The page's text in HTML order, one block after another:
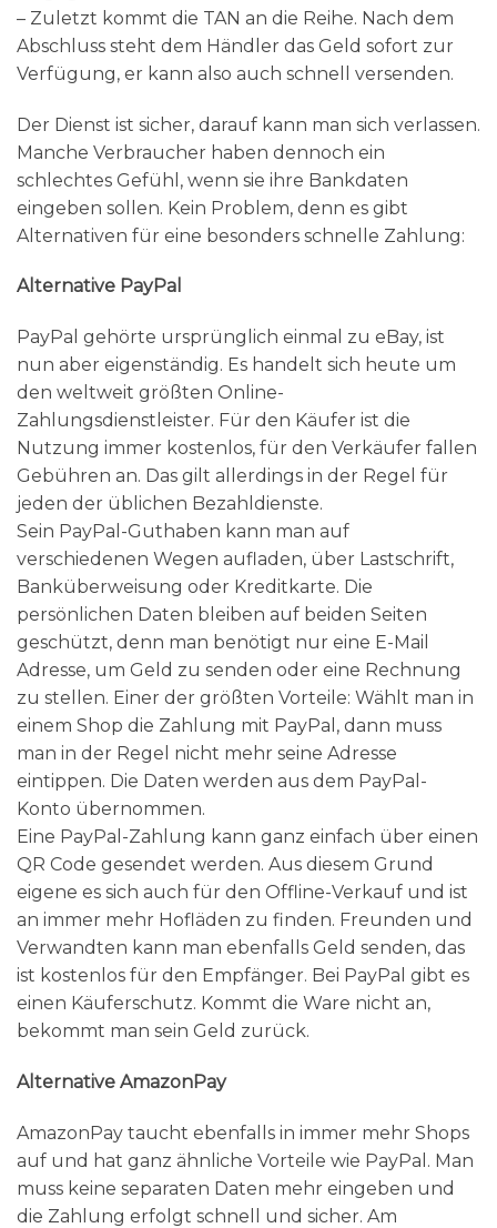
– Zuletzt kommt die TAN an die Reihe. Nach dem
Abschluss steht dem Händler das Geld sofort zur
Verfügung, er kann also auch schnell versenden.
Der Dienst ist sicher, darauf kann man sich verlassen.
Manche Verbraucher haben dennoch ein
schlechtes Gefühl, wenn sie ihre Bankdaten
eingeben sollen. Kein Problem, denn es gibt
Alternativen für eine besonders schnelle Zahlung:
Alternative PayPal
PayPal gehörte ursprünglich einmal zu eBay, ist
nun aber eigenständig. Es handelt sich heute um
den weltweit größten Online-
Zahlungsdienstleister. Für den Käufer ist die
Nutzung immer kostenlos, für den Verkäufer fallen
Gebühren an. Das gilt allerdings in der Regel für
jeden der üblichen Bezahldienste.
Sein PayPal-Guthaben kann man auf
verschiedenen Wegen aufladen, über Lastschrift,
Banküberweisung oder Kreditkarte. Die
persönlichen Daten bleiben auf beiden Seiten
geschützt, denn man benötigt nur eine E-Mail
Adresse, um Geld zu senden oder eine Rechnung
zu stellen. Einer der größten Vorteile: Wählt man in
einem Shop die Zahlung mit PayPal, dann muss
man in der Regel nicht mehr seine Adresse
eintippen. Die Daten werden aus dem PayPal-
Konto übernommen.
Eine PayPal-Zahlung kann ganz einfach über einen
QR Code gesendet werden. Aus diesem Grund
eigene es sich auch für den Offline-Verkauf und ist
an immer mehr Hofläden zu finden. Freunden und
Verwandten kann man ebenfalls Geld senden, das
ist kostenlos für den Empfänger. Bei PayPal gibt es
einen Käuferschutz. Kommt die Ware nicht an,
bekommt man sein Geld zurück.
Alternative AmazonPay
AmazonPay taucht ebenfalls in immer mehr Shops
auf und hat ganz ähnliche Vorteile wie PayPal. Man
muss keine separaten Daten mehr eingeben und
die Zahlung erfolgt schnell und sicher. Am